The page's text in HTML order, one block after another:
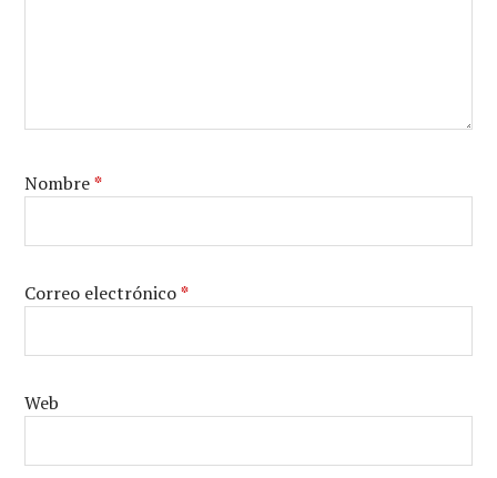
Nombre*
Correo electrónico*
Web